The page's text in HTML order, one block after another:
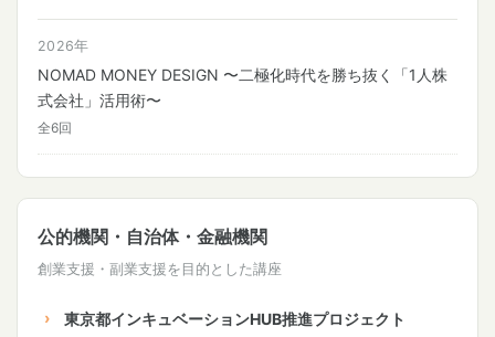
2026年
NOMAD MONEY DESIGN 〜二極化時代を勝ち抜く「1人株
式会社」活用術〜
全6回
公的機関・自治体・金融機関
創業支援・副業支援を目的とした講座
東京都インキュベーションHUB推進プロジェクト